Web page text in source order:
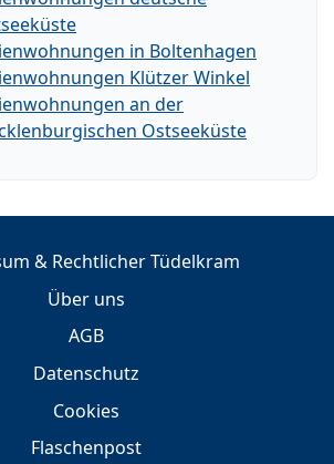
in Boltenhagen
Klützer Winkel
an der
Ostseeküste
& Rechtlicher Tüdelkram
Über uns
AGB
Datenschutz
Cookies
Flaschenpost